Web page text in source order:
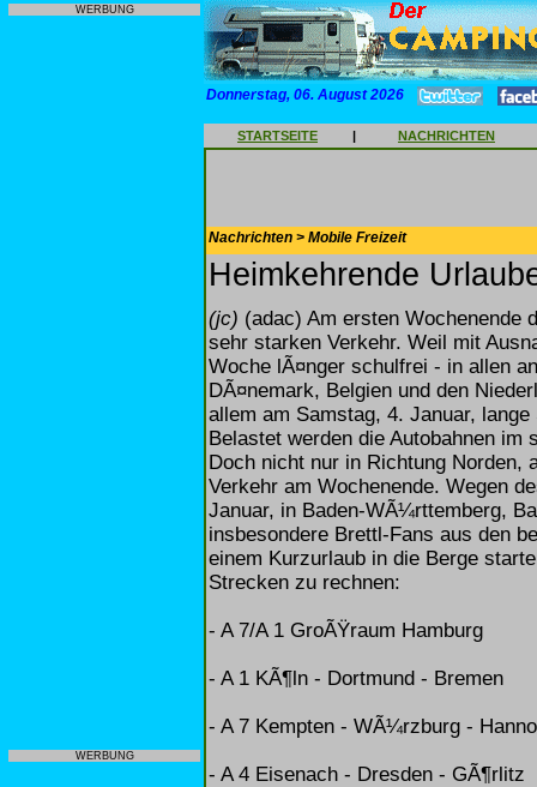
WERBUNG
WERBUNG
Donnerstag, 06. August 2026
STARTSEITE | NACHRICHTEN
Nachrichten > Mobile Freizeit
Heimkehrende
(jc) (adac) Am ersten Wochenende
sehr starken Verkehr. Weil mit
Woche lÃ¤nger schulfrei - in allen
DÃ¤nemark, Belgien und den
allem am Samstag, 4. Januar,
Belastet werden die Autobahnen
Doch nicht nur in Richtung Norden,
Verkehr am Wochenende. Wegen
Januar, in Baden-WÃ¼rttemberg,
insbesondere Brettl-Fans aus den
einem Kurzurlaub in die Berge
Strecken zu rechnen:
- A 7/A 1 GroÃŸraum Hamburg
- A 1 KÃ¶ln - Dortmund - Bremen
- A 7 Kempten - WÃ¼rzburg -
- A 4 Eisenach - Dresden - GÃ¶rlitz